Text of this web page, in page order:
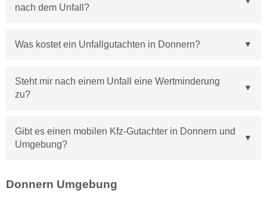
nach dem Unfall?
Was kostet ein Unfallgutachten in Donnern?
Steht mir nach einem Unfall eine Wertminderung
zu?
Gibt es einen mobilen Kfz-Gutachter in Donnern und
Umgebung?
Donnern Umgebung